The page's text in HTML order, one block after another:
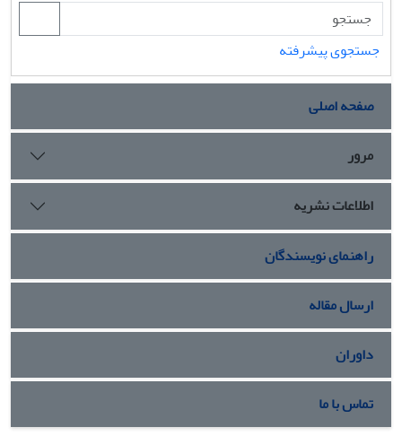
جستجوی پیشرفته
صفحه اصلی
مرور
اطلاعات نشریه
راهنمای نویسندگان
ارسال مقاله
داوران
تماس با ما